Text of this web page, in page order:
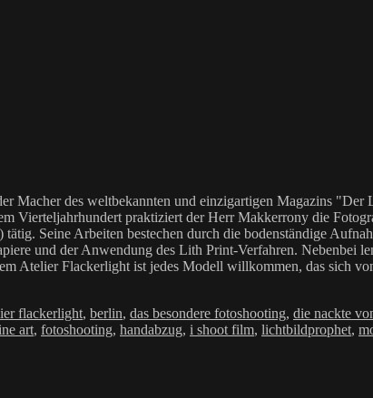
Macher des weltbekannten und einzigartigen Magazins
Vierteljahrhundert praktiziert der Herr Makkerrony die
Seine Arbeiten bestechen durch die bodenständige
und der Anwendung des Lith Print-Verfahren. Nebenbei
Atelier Flackerlight ist jedes Modell willkommen, das sich
flackerlight, berlin, das besondere fotoshooting, die nackte
art, fotoshooting, handabzug, i shoot film, lichtbildprophet,